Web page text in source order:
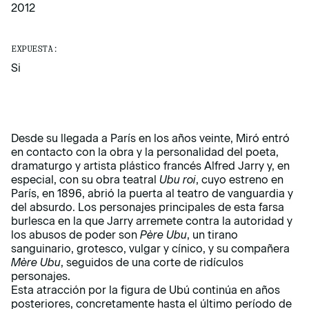
2012
EXPUESTA:
Si
Desde su llegada a París en los años veinte, Miró entró
en contacto con la obra y la personalidad del poeta,
dramaturgo y artista plástico francés Alfred Jarry y, en
especial, con su obra teatral Ubu roi, cuyo estreno en
París, en 1896, abrió la puerta al teatro de vanguardia y
del absurdo. Los personajes principales de esta farsa
burlesca en la que Jarry arremete contra la autoridad y
los abusos de poder son Père Ubu, un tirano
sanguinario, grotesco, vulgar y cínico, y su compañera
Mère Ubu, seguidos de una corte de ridículos
personajes.
Esta atracción por la figura de Ubú continúa en años
posteriores, concretamente hasta el último período de